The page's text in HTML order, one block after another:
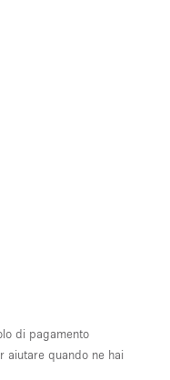
di pagamento
aiutare quando ne hai